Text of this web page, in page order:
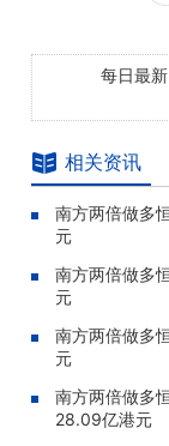
每日最
相关资讯
南方两倍做多
元
南方两倍做多
元
南方两倍做多
元
南方两倍做多
28.09亿港元